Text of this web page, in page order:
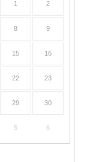
1 2
8 9
15 16
22 23
29 30
5 6